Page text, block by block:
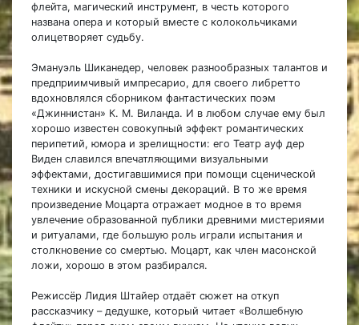
флейта, магический инструмент, в честь которого
названа опера и который вместе с колокольчиками
олицетворяет судьбу.
Эмануэль Шиканедер, человек разнообразных талантов и
предприимчивый импресарио, для своего либретто
вдохновлялся сборником фантастических поэм
«Джиннистан» К. М. Виланда. И в любом случае ему был
хорошо известен совокупный эффект романтических
перипетий, юмора и зрелищности: его Театр ауф дер
Виден славился впечатляющими визуальными
эффектами, достигавшимися при помощи сценической
техники и искусной смены декораций. В то же время
произведение Моцарта отражает модное в то время
увлечение образованной публики древними мистериями
и ритуалами, где большую роль играли испытания и
столкновение со смертью. Моцарт, как член масонской
ложи, хорошо в этом разбирался.
Режиссёр Лидия Штайер отдаёт сюжет на откуп
рассказчику – дедушке, который читает «Волшебную